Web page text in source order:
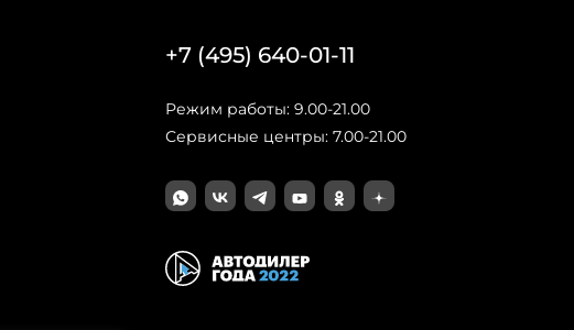
+7 (495) 640-01-11
Режим работы: 9.00-21.00
Сервисные центры: 7.00-21.00